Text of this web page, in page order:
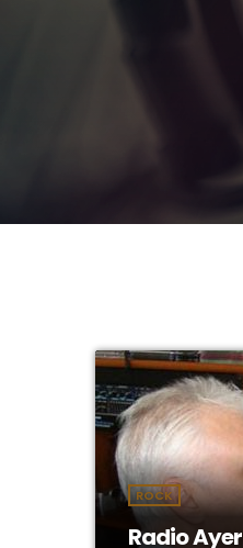
ROCK
Radio Ayer